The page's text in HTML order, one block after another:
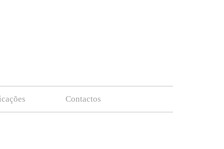
Contactos